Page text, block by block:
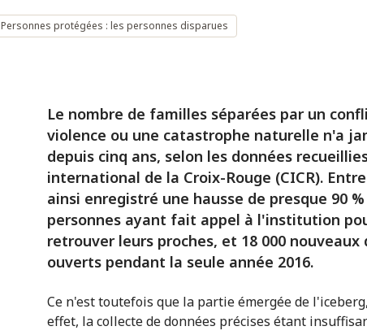
Personnes protégées : les personnes disparues
Le nombre de familles séparées par un
violence ou une catastrophe naturelle n'a
depuis cinq ans, selon les données
international de la Croix-Rouge (CICR).
ainsi enregistré une hausse de presque 90
personnes ayant fait appel à l'institution
retrouver leurs proches, et 18 000
ouverts pendant la seule année 2016.
Ce n'est toutefois que la partie émergée de
effet, la collecte de données précises étant